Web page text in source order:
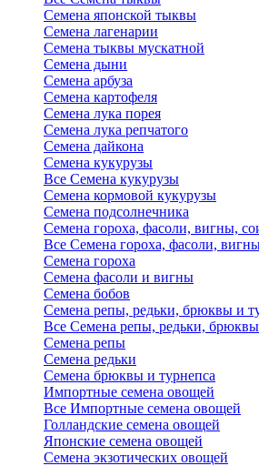
Семена японской тыквы
Семена лагенарии
Семена тыквы мускатной
Семена дыни
Семена арбуза
Семена картофеля
Семена лука порея
Семена лука репчатого
Семена дайкона
Семена кукурузы
Все Семена кукурузы
Семена кормовой кукурузы
Семена подсолнечника
Семена гороха, фасоли, вигны,
Все Семена гороха, фасоли,
Семена гороха
Семена фасоли и вигны
Семена бобов
Семена репы, редьки, брюквы и
Все Семена репы, редьки, брюквы
Семена репы
Семена редьки
Семена брюквы и турнепса
Импортные семена овощей
Все Импортные семена овощей
Голландские семена овощей
Японские семена овощей
Семена экзотических овощей